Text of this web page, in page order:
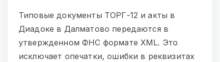
Типовые документы ТОРГ-12 и акты в
Диадоке в Далматово передаются в
утвержденном ФНС формате XML. Это
исключает опечатки, ошибки в реквизитах